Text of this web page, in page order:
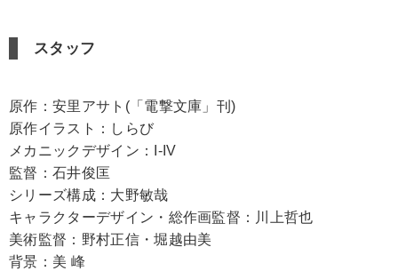
スタッフ
原作：安里アサト(「電撃文庫」刊)
原作イラスト：しらび
メカニックデザイン：I-IV
監督：石井俊匡
シリーズ構成：大野敏哉
キャラクターデザイン・総作画監督：川上哲也
美術監督：野村正信・堀越由美
背景：美 峰